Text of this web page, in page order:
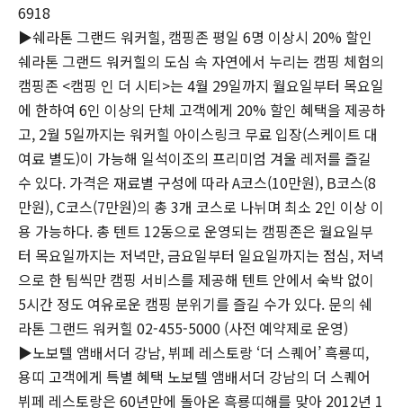
6918
▶쉐라톤 그랜드 워커힐, 캠핑존 평일 6명 이상시 20% 할인
쉐라톤 그랜드 워커힐의 도심 속 자연에서 누리는 캠핑 체험의
캠핑존 <캠핑 인 더 시티>는 4월 29일까지 월요일부터 목요일
에 한하여 6인 이상의 단체 고객에게 20% 할인 혜택을 제공하
고, 2월 5일까지는 워커힐 아이스링크 무료 입장(스케이트 대
여료 별도)이 가능해 일석이조의 프리미엄 겨울 레저를 즐길
수 있다. 가격은 재료별 구성에 따라 A코스(10만원), B코스(8
만원), C코스(7만원)의 총 3개 코스로 나뉘며 최소 2인 이상 이
용 가능하다. 총 텐트 12동으로 운영되는 캠핑존은 월요일부
터 목요일까지는 저녁만, 금요일부터 일요일까지는 점심, 저녁
으로 한 팀씩만 캠핑 서비스를 제공해 텐트 안에서 숙박 없이
5시간 정도 여유로운 캠핑 분위기를 즐길 수가 있다. 문의 쉐
라톤 그랜드 워커힐 02-455-5000 (사전 예약제로 운영)
▶노보텔 앰배서더 강남, 뷔페 레스토랑 ‘더 스퀘어’ 흑룡띠,
용띠 고객에게 특별 혜택 노보텔 앰배서더 강남의 더 스퀘어
뷔페 레스토랑은 60년만에 돌아온 흑룡띠해를 맞아 2012년 1